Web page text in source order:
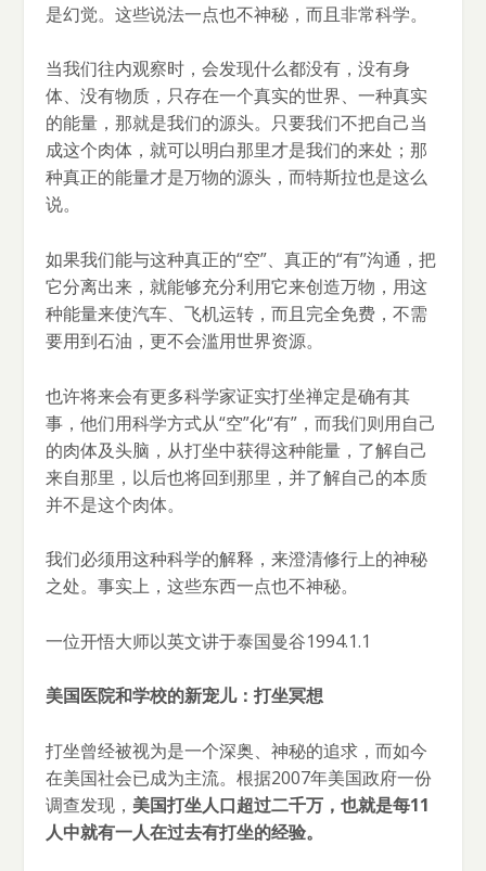
是幻觉。这些说法一点也不神秘，而且非常科学。
当我们往内观察时，会发现什么都没有，没有身
体、没有物质，只存在一个真实的世界、一种真实
的能量，那就是我们的源头。只要我们不把自己当
成这个肉体，就可以明白那里才是我们的来处；那
种真正的能量才是万物的源头，而特斯拉也是这么
说。
如果我们能与这种真正的“空”、真正的“有”沟通，把
它分离出来，就能够充分利用它来创造万物，用这
种能量来使汽车、飞机运转，而且完全免费，不需
要用到石油，更不会滥用世界资源。
也许将来会有更多科学家证实打坐禅定是确有其
事，他们用科学方式从“空”化“有”，而我们则用自己
的肉体及头脑，从打坐中获得这种能量，了解自己
来自那里，以后也将回到那里，并了解自己的本质
并不是这个肉体。
我们必须用这种科学的解释，来澄清修行上的神秘
之处。事实上，这些东西一点也不神秘。
一位开悟大师以英文讲于泰国曼谷1994.1.1
美国医院和学校的新宠儿：打坐冥想
打坐曾经被视为是一个深奥、神秘的追求，而如今
在美国社会已成为主流。根据2007年美国政府一份
调查发现， 美国打坐人口超过二千万，也就是每11
人中就有一人在过去有打坐的经验。